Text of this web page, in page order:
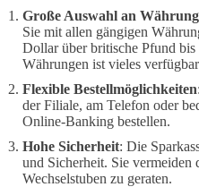
Große Auswahl an
Sie mit allen gängigen
Dollar über britische Pfund bis
Währungen ist vieles
Flexible Bestellmöglichkeiten
der Filiale, am Telefon oder
Online-Banking bestellen.
Hohe Sicherheit: Die
und Sicherheit. Sie vermeiden
Wechselstuben zu geraten.